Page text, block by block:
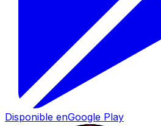
Disponible enGoogle Play